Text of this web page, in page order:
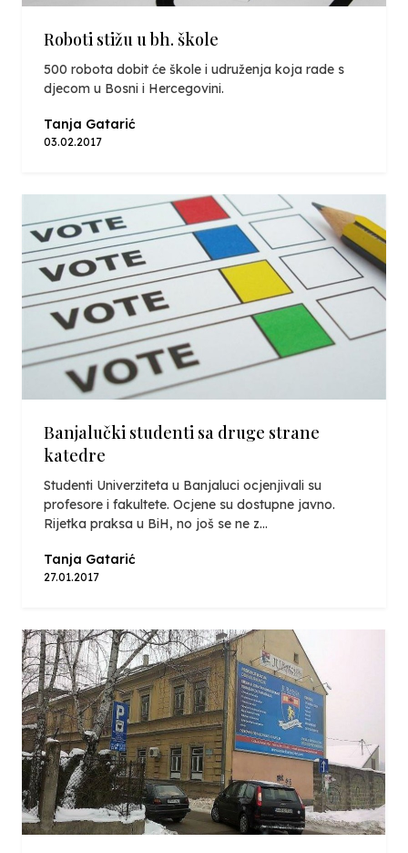
Roboti stižu u bh. škole
500 robota dobit će škole i udruženja koja rade s
djecom u Bosni i Hercegovini.
Tanja Gatarić
03.02.2017
Banjalučki studenti sa druge strane
katedre
Studenti Univerziteta u Banjaluci ocjenjivali su
profesore i fakultete. Ocjene su dostupne javno.
Rijetka praksa u BiH, no još se ne z...
Tanja Gatarić
27.01.2017